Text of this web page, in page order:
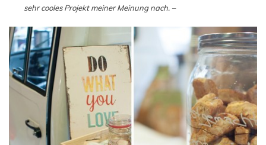
sehr cooles Projekt meiner Meinung nach. –